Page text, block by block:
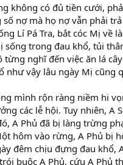
không có đủ tiền cưới,
nợ mà họ nợ vẫn phải
Lí Pá Tra, bắt cóc Mị về
trong đau khổ, tủi
từng nghĩ đến việc ăn lá
như vậy lâu ngày Mị cũng
mình rộn ràng niềm hi
các lễ hội. Tuy nhiên,
A Phủ đã bị làng trừng
hôm vào rừng, A Phủ bị
đêm chịu đựng đau khổ,
buộc A Phủ, cứu A Phủ